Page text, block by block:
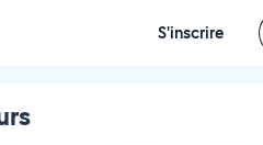
S'inscrire